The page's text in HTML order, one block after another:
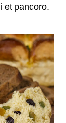
et pandoro.